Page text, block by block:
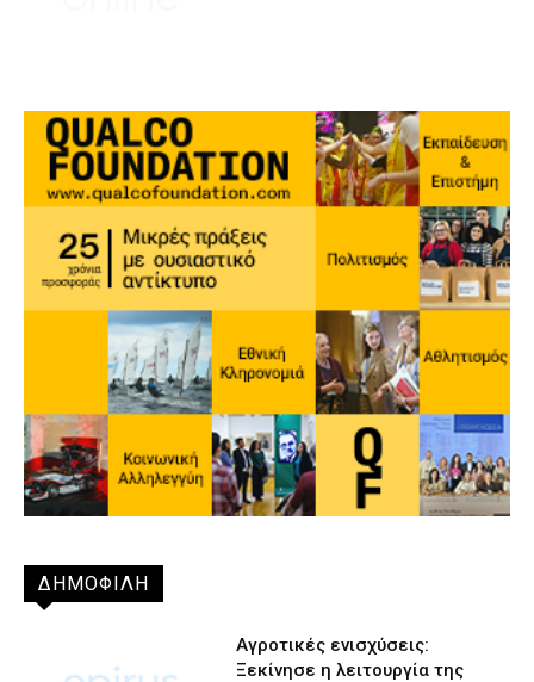
ΔΗΜΟΦΙΛΗ
Αγροτικές ενισχύσεις:
Ξεκίνησε η λειτουργία της